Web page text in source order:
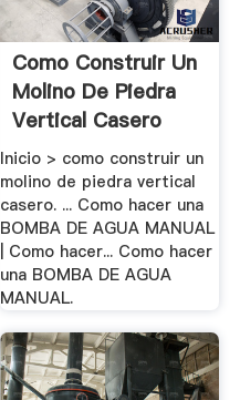
Como Construir Un
Molino De Piedra
Vertical Casero
Inicio > como construir un
molino de piedra vertical
casero. ... Como hacer una
BOMBA DE AGUA MANUAL
| Como hacer... Como hacer
una BOMBA DE AGUA
MANUAL.